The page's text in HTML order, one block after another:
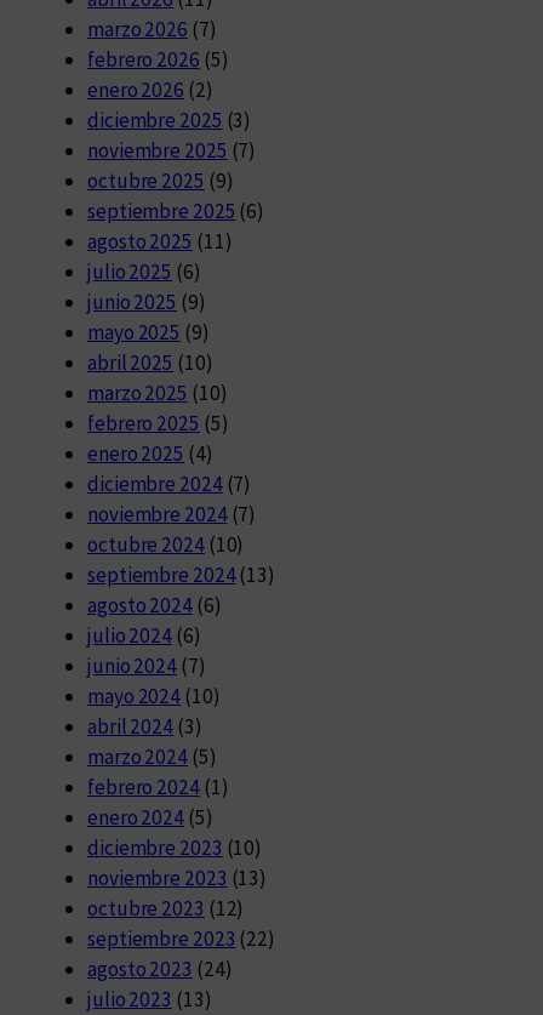
marzo 2026 (7)
febrero 2026 (5)
enero 2026 (2)
diciembre 2025 (3)
noviembre 2025 (7)
octubre 2025 (9)
septiembre 2025 (6)
agosto 2025 (11)
julio 2025 (6)
junio 2025 (9)
mayo 2025 (9)
abril 2025 (10)
marzo 2025 (10)
febrero 2025 (5)
enero 2025 (4)
diciembre 2024(7)
noviembre 2024(7)
octubre 2024(10)
septiembre 2024(13)
agosto 2024(6)
julio 2024 (6)
junio 2024 (7)
mayo 2024 (10)
abril 2024 (3)
marzo 2024 (5)
febrero 2024(1)
enero 2024 (5)
diciembre 2023 (10)
noviembre 2023 (13)
octubre 2023 (12)
septiembre 2023 (22)
agosto 2023 (24)
julio 2023 (13)